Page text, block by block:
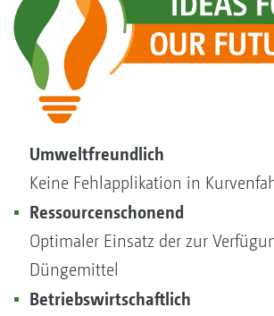
Umweltfreundlich
Keine Fehlapplikation in
Ressourcenschonend
Optimaler Einsatz der zur
Düngemittel
Betriebswirtschaftlich